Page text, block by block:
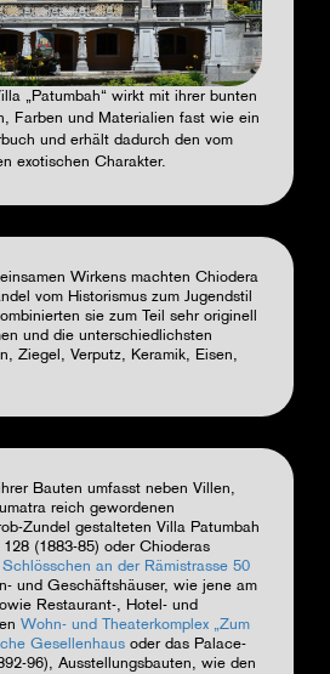
„Patumbah“ wirkt mit ihrer bunten
Farben und Materialien fast wie ein
und erhält dadurch den vom
exotischen Charakter.
Wirkens machten Chiodera
vom Historismus zum Jugendstil
sie zum Teil sehr originell
und die unterschiedlichsten
Ziegel, Verputz, Keramik, Eisen,
Bauten umfasst neben Villen,
reich gewordenen
Zundel gestalteten Villa Patumbah
(1883-85) oder Chioderas
Schlösschen an der Rämistrasse 50
und Geschäftshäuser, wie jene am
Restaurant-, Hotel- und
Wohn- und Theaterkomplex „Zum
Gesellenhaus oder das Palace-
96), Ausstellungsbauten, wie den